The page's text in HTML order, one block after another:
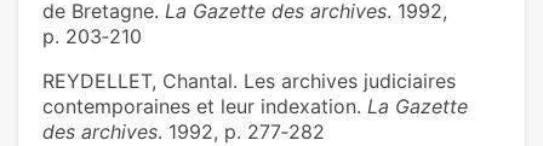
de Bretagne. La Gazette des archives. 1992,
p. 203‑210
REYDELLET, Chantal. Les archives judiciaires
contemporaines et leur indexation. La Gazette
des archives. 1992, p. 277‑282